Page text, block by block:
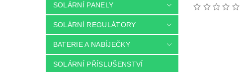
SOLÁRNÍ PANELY
SOLÁRNÍ REGULÁTORY
BATERIE A NABÍJEČKY
SOLÁRNÍ PŘÍSLUŠENSTVÍ